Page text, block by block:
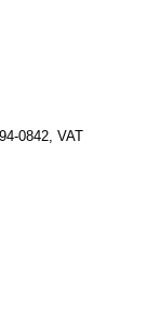
0842, VAT